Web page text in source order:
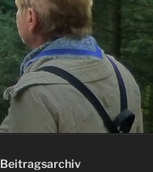
Beitragsarchiv